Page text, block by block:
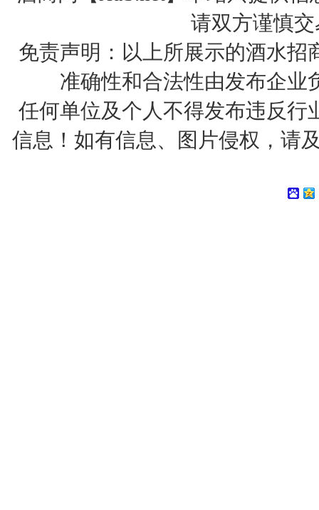
请双方谨慎
免责声明：以上所展示的酒水
准确性和合法性由发布企业
任何单位及个人不得发布违反行
信息！如有信息、图片侵权，请